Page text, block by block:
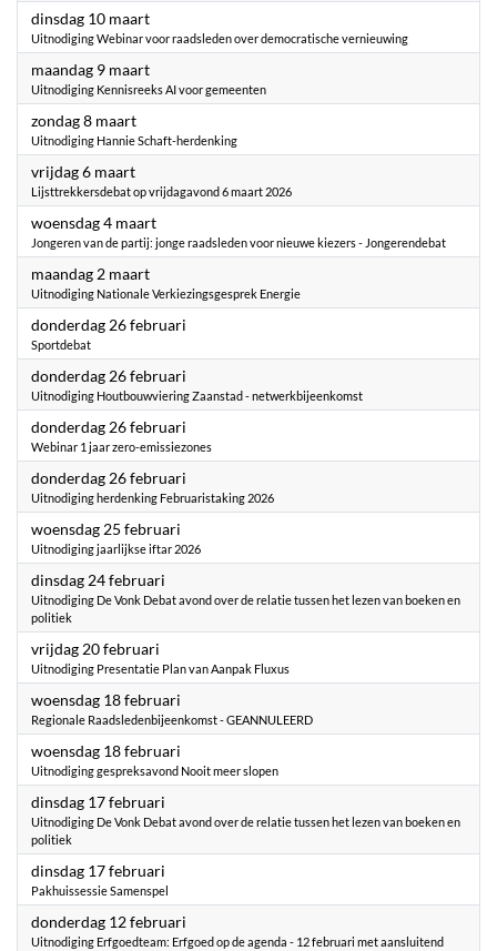
dinsdag 10 maart2026
Uitnodiging Webinar voor raadsleden over democratische vernieuwing
maandag 9 maart2026
Uitnodiging Kennisreeks AI voor gemeenten
zondag 8 maart2026
Uitnodiging Hannie Schaft-herdenking
vrijdag 6 maart2026
Lijsttrekkersdebat op vrijdagavond 6 maart 2026
woensdag 4 maart2026
Jongeren van de partij: jonge raadsleden voor nieuwe kiezers - Jongerendebat
maandag 2 maart2026
Uitnodiging Nationale Verkiezingsgesprek Energie
donderdag 26 februari
Sportdebat
donderdag 26 februari
Uitnodiging Houtbouwviering Zaanstad - netwerkbijeenkomst
donderdag 26 februari
Webinar 1 jaar zero-emissiezones
donderdag 26 februari
Uitnodiging herdenking Februaristaking 2026
woensdag 25 februari
Uitnodiging jaarlijkse iftar 2026
dinsdag 24 februari
Uitnodiging De Vonk Debat avond over de relatie tussen het lezen van boeken en
politiek
vrijdag 20 februari
Uitnodiging Presentatie Plan van Aanpak Fluxus
woensdag 18 februari
Regionale Raadsledenbijeenkomst - GEANNULEERD
woensdag 18 februari
Uitnodiging gespreksavond Nooit meer slopen
dinsdag 17 februari
Uitnodiging De Vonk Debat avond over de relatie tussen het lezen van boeken en
politiek
dinsdag 17 februari
Pakhuissessie Samenspel
donderdag 12 februari
Uitnodiging Erfgoedteam: Erfgoed op de agenda - 12 februari met aansluitend